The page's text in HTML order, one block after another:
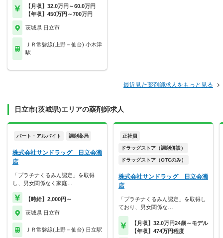
【月収】32.0万円～60.0万円
【年収】450万円～700万円
茨城県 日立市
ＪＲ常磐線(上野－仙台) 小木津
駅
最近見た薬剤師求人をもっと見る
日立市(茨城県)エリアの薬剤師求人
パート・アルバイト 調剤薬局
株式会社サンドラッグ 日立会瀬
店
「プラチナくるみん認定」を取得
し、男女関係なく家庭…
【時給】2,000円～
茨城県 日立市
ＪＲ常磐線(上野－仙台) 日立駅
正社員
ドラッグストア（調剤併設）
ドラッグストア（OTCのみ）
株式会社サンドラッグ 日立会瀬
店
「プラチナくるみん認定」を取得し
ており、男女関係な…
【月収】32.0万円24歳～モデル
【年収】474万円程度